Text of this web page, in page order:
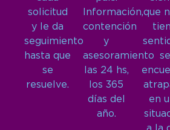
solicitud
y le da
seguimiento
hasta que
se
resuelve.
Información,
contención
y
asesoramiento
las 24 hs,
los 365
días del
año.
que
se
en